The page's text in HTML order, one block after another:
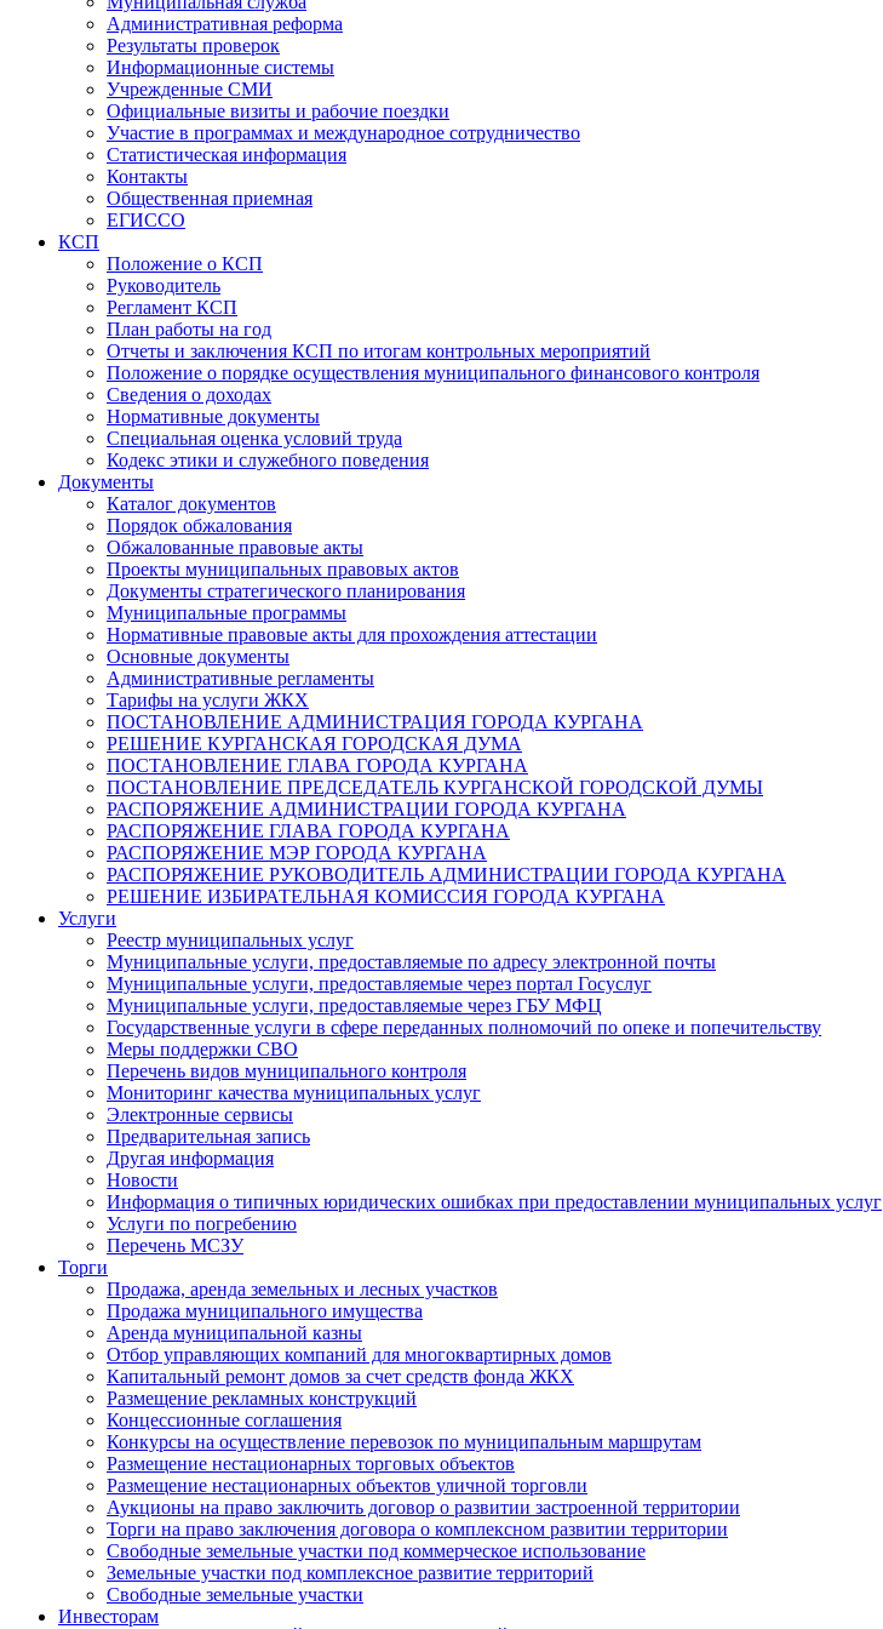
Административная реформа
Результаты проверок
Информационные системы
Учрежденные СМИ
Официальные визиты и рабочие поездки
Участие в программах и международное сотрудничество
Статистическая информация
Контакты
Общественная приемная
ЕГИССО
КСП
Положение о КСП
Руководитель
Регламент КСП
План работы на год
Отчеты и заключения КСП по итогам контрольных мероприятий
Положение о порядке осуществления муниципального финансового контроля
Сведения о доходах
Нормативные документы
Специальная оценка условий труда
Кодекс этики и служебного поведения
Документы
Каталог документов
Порядок обжалования
Обжалованные правовые акты
Проекты муниципальных правовых актов
Документы стратегического планирования
Муниципальные программы
Нормативные правовые акты для прохождения аттестации
Основные документы
Административные регламенты
Тарифы на услуги ЖКХ
ПОСТАНОВЛЕНИЕ АДМИНИСТРАЦИЯ ГОРОДА КУРГАНА
РЕШЕНИЕ КУРГАНСКАЯ ГОРОДСКАЯ ДУМА
ПОСТАНОВЛЕНИЕ ГЛАВА ГОРОДА КУРГАНА
ПОСТАНОВЛЕНИЕ ПРЕДСЕДАТЕЛЬ КУРГАНСКОЙ ГОРОДСКОЙ ДУМЫ
РАСПОРЯЖЕНИЕ АДМИНИСТРАЦИИ ГОРОДА КУРГАНА
РАСПОРЯЖЕНИЕ ГЛАВА ГОРОДА КУРГАНА
РАСПОРЯЖЕНИЕ МЭР ГОРОДА КУРГАНА
РАСПОРЯЖЕНИЕ РУКОВОДИТЕЛЬ АДМИНИСТРАЦИИ ГОРОДА КУРГАНА
РЕШЕНИЕ ИЗБИРАТЕЛЬНАЯ КОМИССИЯ ГОРОДА КУРГАНА
Услуги
Реестр муниципальных услуг
Муниципальные услуги, предоставляемые по адресу электронной почты
Муниципальные услуги, предоставляемые через портал Госуслуг
Муниципальные услуги, предоставляемые через ГБУ МФЦ
Государственные услуги в сфере переданных полномочий по опеке и попечительству
Меры поддержки СВО
Перечень видов муниципального контроля
Мониторинг качества муниципальных услуг
Электронные сервисы
Предварительная запись
Другая информация
Новости
Информация о типичных юридических ошибках при предоставлении муниципальных услуг
Услуги по погребению
Перечень МСЗУ
Торги
Продажа, аренда земельных и лесных участков
Продажа муниципального имущества
Аренда муниципальной казны
Отбор управляющих компаний для многоквартирных домов
Капитальный ремонт домов за счет средств фонда ЖКХ
Размещение рекламных конструкций
Концессионные соглашения
Конкурсы на осуществление перевозок по муниципальным маршрутам
Размещение нестационарных торговых объектов
Размещение нестационарных объектов уличной торговли
Аукционы на право заключить договор о развитии застроенной территории
Торги на право заключения договора о комплексном развитии территории
Свободные земельные участки под коммерческое использование
Земельные участки под комплексное развитие территорий
Свободные земельные участки
Инвесторам